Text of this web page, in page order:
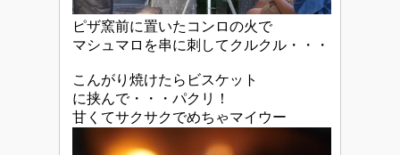
ピザ窯前に置いたコンロの火で
マシュマロを串に刺してクルクル・・・
こんがり焼けたらビスケット
に挟んで・・・パクリ！
甘くてサクサクでめちゃマイウー